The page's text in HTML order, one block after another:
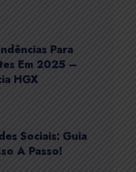
Para
Em 2025 –
HGX
Sociais: Guia
A Passo!